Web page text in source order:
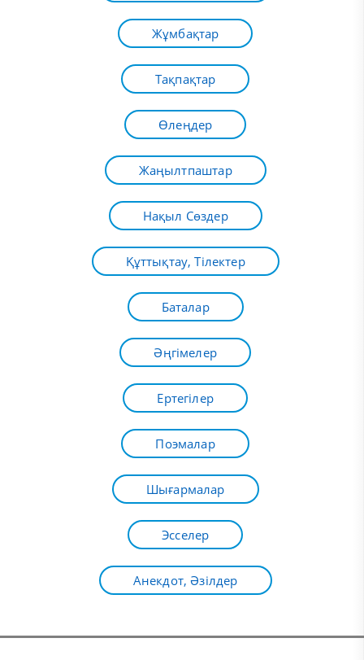
Жұмбақтар
Тақпақтар
Өлеңдер
Жаңылтпаштар
Нақыл Сөздер
Құттықтау, Тілектер
Баталар
Әңгімелер
Ертегілер
Поэмалар
Шығармалар
Эсселер
Анекдот, Әзілдер